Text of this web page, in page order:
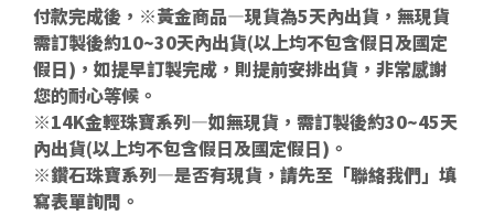
付款完成後，※黃金商品—現貨為5天內出貨，無現貨
需訂製後約10~30天內出貨(以上均不包含假日及國定
假日)，如提早訂製完成，則提前安排出貨，非常感謝
您的耐心等候。
※14K金輕珠寶系列—如無現貨，需訂製後約30~45天
內出貨(以上均不包含假日及國定假日)。
※鑽石珠寶系列—是否有現貨，請先至「聯絡我們」填
寫表單詢問。